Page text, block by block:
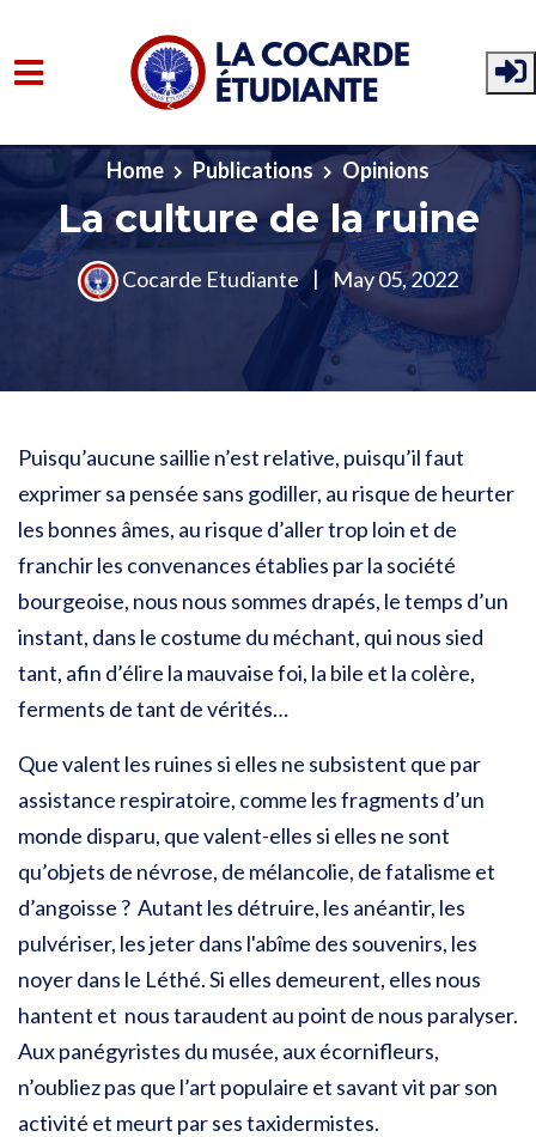
Home
Publications Opinions
La culture de la ruine
Cocarde Etudiante | May 05, 2022
Puisqu’aucune saillie n’est relative, puisqu’il faut
exprimer sa pensée sans godiller, au risque de heurter
les bonnes âmes, au risque d’aller trop loin et de
franchir les convenances établies par la société
bourgeoise, nous nous sommes drapés, le temps d’un
instant, dans le costume du méchant, qui nous sied
tant, afin d’élire la mauvaise foi, la bile et la colère,
ferments de tant de vérités…
Que valent les ruines si elles ne subsistent que par
assistance respiratoire, comme les fragments d’un
monde disparu, que valent-elles si elles ne sont
qu’objets de névrose, de mélancolie, de fatalisme et
d’angoisse ? Autant les détruire, les anéantir, les
pulvériser, les jeter dans l'abîme des souvenirs, les
noyer dans le Léthé. Si elles demeurent, elles nous
hantent et nous taraudent au point de nous paralyser.
Aux panégyristes du musée, aux écornifleurs,
n’oubliez pas que l’art populaire et savant vit par son
activité et meurt par ses taxidermistes.